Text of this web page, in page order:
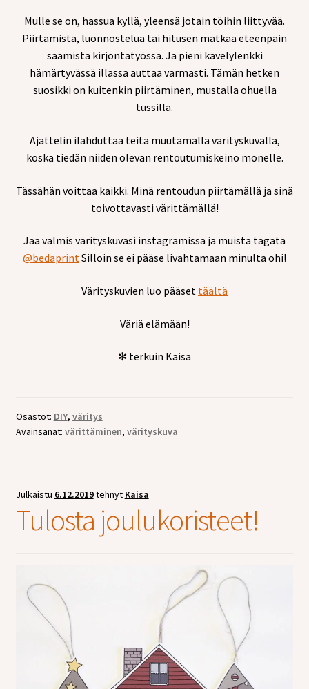
Mulle se on, hassua kyllä, yleensä jotain töihin liittyvää.
Piirtämistä, luonnostelua tai hitusen matkaa eteenpäin
saamista kirjontatyössä. Ja pieni kävelylenkki
hämärtyvässä illassa auttaa varmasti. Tämän hetken
suosikki on kuitenkin piirtäminen, mustalla ohuella
tussilla.
Ajattelin ilahduttaa teitä muutamalla värityskuvalla,
koska tiedän niiden olevan rentoutumiskeino monelle.
Tässähän voittaa kaikki. Minä rentoudun piirtämällä ja sinä
toivottavasti värittämällä!
Jaa valmis värityskuvasi instagramissa ja muista tägätä
@bedaprintSilloin se ei pääse livahtamaan minulta ohi!
Värityskuvien luo pääset täältä
Väriä elämään!
✻ terkuin Kaisa
Osastot: DIY, väritys
Avainsanat: värittäminen, värityskuva
Julkaistu 6.12.2019tehnyt Kaisa
Tulosta joulukoristeet!